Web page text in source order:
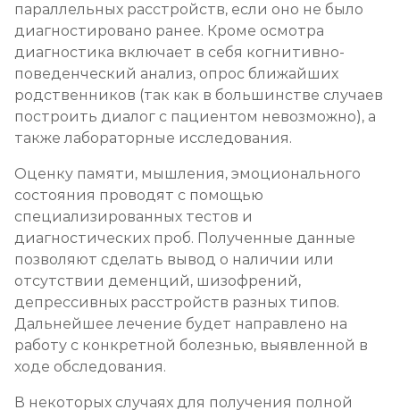
параллельных расстройств, если оно не было
диагностировано ранее. Кроме осмотра
диагностика включает в себя когнитивно-
поведенческий анализ, опрос ближайших
родственников (так как в большинстве случаев
построить диалог с пациентом невозможно), а
также лабораторные исследования.
Оценку памяти, мышления, эмоционального
состояния проводят с помощью
специализированных тестов и
диагностических проб. Полученные данные
позволяют сделать вывод о наличии или
отсутствии деменций, шизофрений,
депрессивных расстройств разных типов.
Дальнейшее лечение будет направлено на
работу с конкретной болезнью, выявленной в
ходе обследования.
В некоторых случаях для получения полной